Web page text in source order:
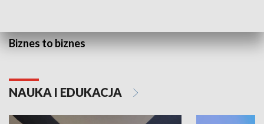
Biznes to biznes
NAUKA I EDUKACJA